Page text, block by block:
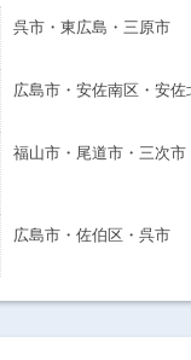
呉市・東広島・三原市
広島市・安佐南区・安佐
福山市・尾道市・三次市
広島市・佐伯区・呉市